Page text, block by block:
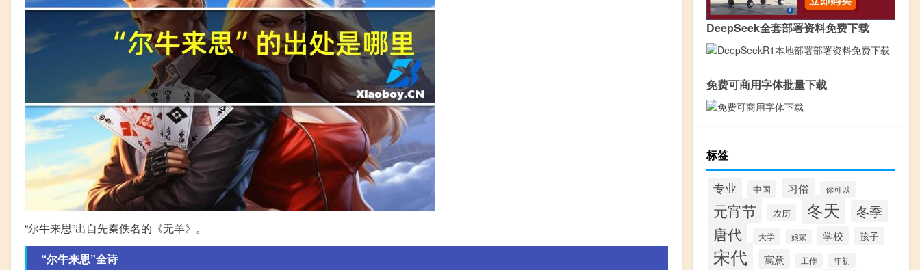
“尔牛来思”出自先秦佚名的《无羊》。
“尔牛来思”全诗
DeepSeek全套部署资料免费下载
免费可商用字体批量下载
标签
专业 中国 习俗 你可以
元宵节 农历 冬天 冬季
唐代 大学 娘家 学校 孩子
宋代 寓意 工作 年初